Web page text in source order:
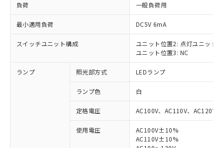
負荷 一般負荷用
最小適用負荷 DC5V 6mA
スイッチユニット構成
ユニット位置2: 点灯ユニット
ユニット位置3: NC
ランプ 照光部方式 LEDランプ
ランプ色 白
定格電圧 AC100V、AC110V、AC120V
使用電圧
AC100V±10%
AC110V±10%
※1 対応状況